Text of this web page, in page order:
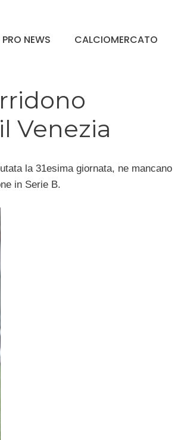
PRO NEWS CALCIOMERCATO
Venezia
la 31esima giornata, ne mancano
in Serie B.